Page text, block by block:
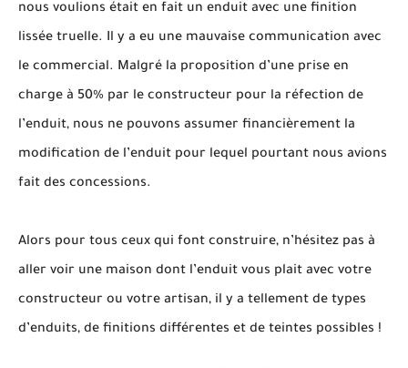
nous voulions était en fait un enduit avec une finition
lissée truelle. Il y a eu une mauvaise communication avec
le commercial. Malgré la proposition d’une prise en
charge à 50% par le constructeur pour la réfection de
l’enduit, nous ne pouvons assumer financièrement la
modification de l’enduit pour lequel pourtant nous avions
fait des concessions.
Alors pour tous ceux qui font construire, n’hésitez pas à
aller voir une maison dont l’enduit vous plait avec votre
constructeur ou votre artisan, il y a tellement de types
d’enduits, de finitions différentes et de teintes possibles !